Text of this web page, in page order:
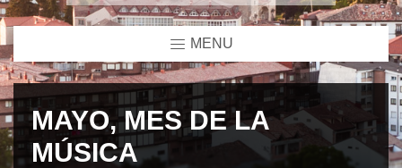
MENU
MAYO, MES DE LA
MÚSICA